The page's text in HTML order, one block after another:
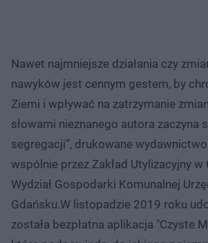
Nawet najmniejsze działania czy
nawyków jest cennym gestem, by
Ziemi i wpływać na zatrzymanie
słowami nieznanego autora zaczyna
segregacji”, drukowane
wspólnie przez Zakład Utylizacyjny w
Wydział Gospodarki Komunalnej
Gdańsku.W listopadzie 2019 roku
została bezpłatna aplikacja "Czyste